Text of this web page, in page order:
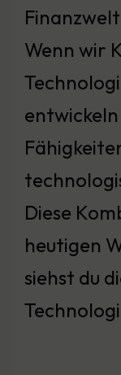
Wenn wir
Diese
heutigen
siehst du